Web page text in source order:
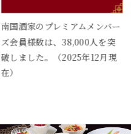
南国酒家のプレミアムメンバー
ズ会員様数は、38,000人を突
破しました。（2025年12月現
在）